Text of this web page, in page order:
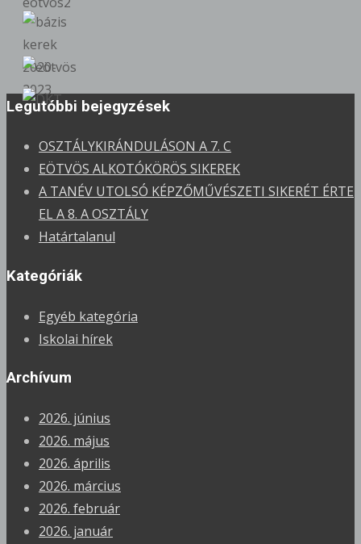
Legutóbbi bejegyzések
OSZTÁLYKIRÁNDULÁSON A 7. C
EÖTVÖS ALKOTÓKÖRÖS SIKEREK
A TANÉV UTOLSÓ KÉPZŐMŰVÉSZETI SIKERÉT ÉRTE
EL A 8. A OSZTÁLY
Határtalanul
Kategóriák
Egyéb kategória
Iskolai hírek
Archívum
2026. június
2026. május
2026. április
2026. március
2026. február
2026. január